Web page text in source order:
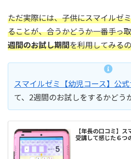
ただ実際には、子供にスマイルゼ
ることが、合うかどうか一番手っ
週間のお試し期間を利用してみる
スマイルゼミ【幼児コース】公
て、2週間のお試しをするかどう
【年長の口コミ】
受講して感じた６つ